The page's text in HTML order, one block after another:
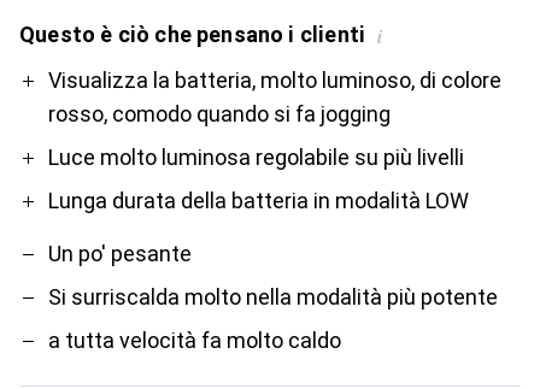
Questo è ciò che pensano i clienti i
ProVisualizza la batteria, molto luminoso, di colore
rosso, comodo quando si fa jogging
Luce molto luminosa regolabile su più livelli
Lunga durata della batteria in modalità LOW
Contro
Un po' pesante
Si surriscalda molto nella modalità più potente
a tutta velocità fa molto caldo